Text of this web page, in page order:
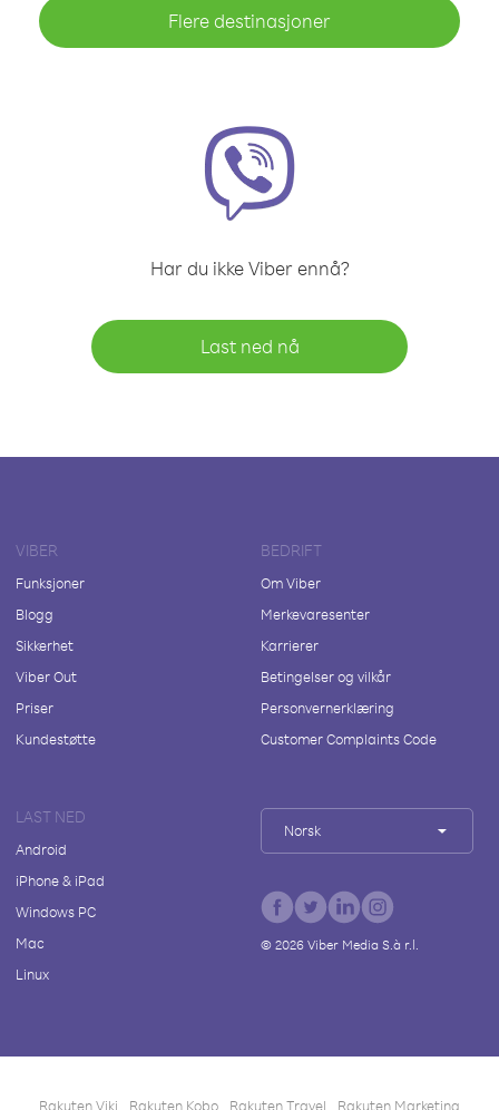
Flere destinasjoner
Har du ikke Viber ennå?
Last ned nå
VIBER
Funksjoner
Blogg
Sikkerhet
Viber Out
Priser
Kundestøtte
BEDRIFT
Om Viber
Merkevaresenter
Karrierer
Betingelser og vilkår
Personvernerklæring
Customer Complaints Code
LAST NED
Android
iPhone & iPad
Windows PC
Mac
Linux
Norsk
© 2026Viber Media S.à r.l.
Rakuten Viki Rakuten Kobo Rakuten Travel Rakuten Marketing